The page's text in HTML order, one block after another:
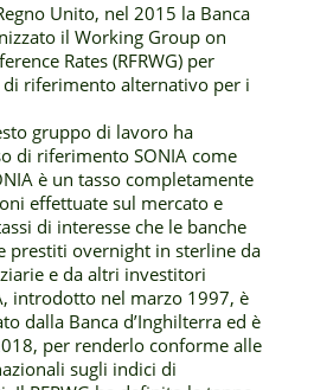
Unito, nel 2015 la Banca
il Working Group on
Rates (RFRWG) per
riferimento alternativo per i
gruppo di lavoro ha
di riferimento SONIA come
è un tasso completamente
effettuate sul mercato e
di interesse che le banche
prestiti overnight in sterline da
e da altri investitori
introdotto nel marzo 1997, è
dalla Banca d’Inghilterra ed è
per renderlo conforme alle
sugli indici di